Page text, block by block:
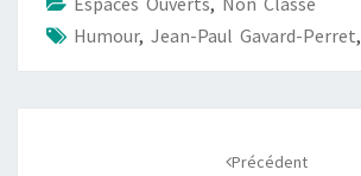
o
o
k
A
p
p
i
n
k
g
e
r
Humour, Jean-Paul Gavard-Perret,
Précédent